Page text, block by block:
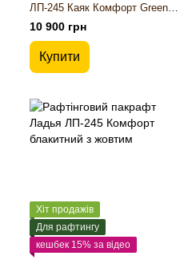
ЛП-245 Каяк Комфорт Green
Plus
10 900 грн
Купити
Хіт продажів
Для рафтингу
кешбек 15% за відео